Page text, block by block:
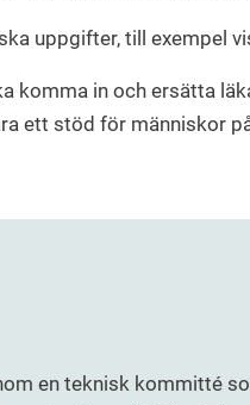
uppgifter, till exempel
in och ersätta
ett stöd för människor
en teknisk kommitté